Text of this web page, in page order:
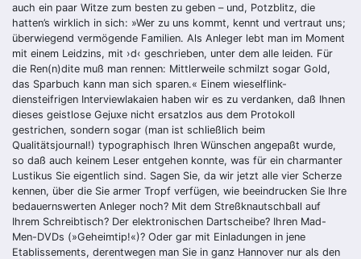
auch ein paar Witze zum besten zu geben – und, Potzblitz, die
hatten’s wirklich in sich: »Wer zu uns kommt, kennt und vertraut uns;
überwiegend vermögende Familien. Als Anleger lebt man im Moment
mit einem Leidzins, mit ›d‹ geschrieben, unter dem alle leiden. Für
die Ren(n)dite muß man rennen: Mittlerweile schmilzt sogar Gold,
das Sparbuch kann man sich sparen.« Einem wieselflink-
diensteifrigen Interviewlakaien haben wir es zu verdanken, daß Ihnen
dieses geistlose Gejuxe nicht ersatzlos aus dem Protokoll
gestrichen, sondern sogar (man ist schließlich beim
Qualitätsjournal!) typographisch Ihren Wünschen angepaßt wurde,
so daß auch keinem Leser entgehen konnte, was für ein charmanter
Lustikus Sie eigentlich sind. Sagen Sie, da wir jetzt alle vier Scherze
kennen, über die Sie armer Tropf verfügen, wie beeindrucken Sie Ihre
bedauernswerten Anleger noch? Mit dem Streßknautschball auf
Ihrem Schreibtisch? Der elektronischen Dartscheibe? Ihren Mad-
Men-DVDs (»Geheimtip!«)? Oder gar mit Einladungen in jene
Etablissements, derentwegen man Sie in ganz Hannover nur als den